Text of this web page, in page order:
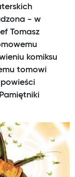
- w
Tomasz
komiksu
tomowi